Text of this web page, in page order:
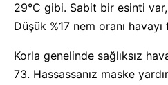
29°C gibi. Sabit bir esinti
Düşük %17 nem oranı
Korla genelinde sağlıksız
73. Hassassanız maske